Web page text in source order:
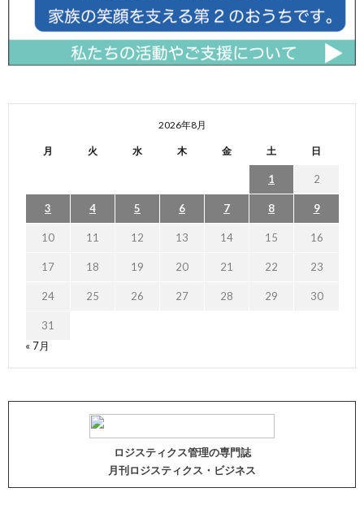
2026年8月
月 火 水 木 金 土 日
1 2
3 4 5 6 7 8 9
10 11 12 13 14 15 16
17 18 19 20 21 22 23
24 25 26 27 28 29 30
31
« 7月
ロジスティクス管理の専門誌
月刊ロジスティクス・ビジネス